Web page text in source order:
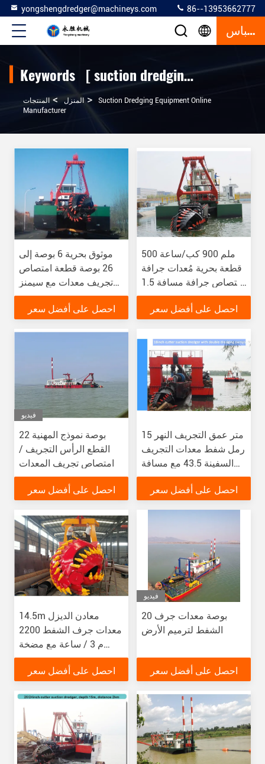
yongshengdredger@machineys.com 86--13953662777
إقتباس
Keywords [ suction dredging equipment ] Match 546 المنتجات
المنزل > المنتجات >
Suction Dredging Equipment Online
Manufacturer
موثوق بحرية 6 بوصة إلى
26 بوصة قطعة امتصاص
تجريف معدات مع سيمنز
PLC وتفتيش الطرف
الثالث
احصل على أفضل سعر
500 ملم 900 كب/ساعة
قطعة بحرية مُعدات جرافة
امتصاص جرافة مسافة 1.5
كم
احصل على أفضل سعر
فيديو
22 بوصة نموذج المهنية
القطع الرأس التجريف /
امتصاص تجريف المعدات
احصل على أفضل سعر
15 متر عمق التجريف النهر
رمل شفط معدات التجريف
السفينة 43.5 مع مسافة
التفريغ 1.5 كم
احصل على أفضل سعر
14.5m معادن الديزل
معدات جرف الشفط 2200
م 3 / ساعة مع مضخة
جرف الرماد المركزية
احصل على أفضل سعر
فيديو
20 بوصة معدات جرف
الشفط لترميم الأرض
احصل على أفضل سعر